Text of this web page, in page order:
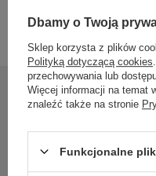
Dbamy o Twoją
Sklep korzysta z plików
Polityką dotyczącą cookies
przechowywania lub
Więcej informacji na temat
znaleźć także na stronie
Funkcjonalne